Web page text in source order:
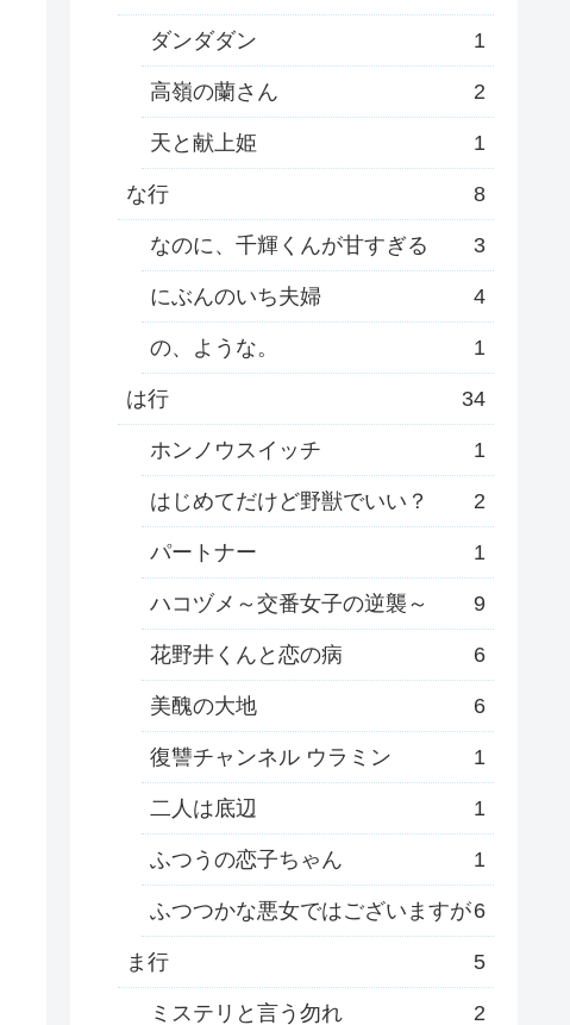
ダンダダン 1
高嶺の蘭さん 2
天と献上姫 1
な行 8
なのに、千輝くんが甘すぎる 3
にぶんのいち夫婦 4
の、ような。 1
は行 34
ホンノウスイッチ 1
はじめてだけど野獣でいい？ 2
パートナー 1
ハコヅメ～交番女子の逆襲～ 9
花野井くんと恋の病 6
美醜の大地 6
復讐チャンネル ウラミン 1
二人は底辺 1
ふつうの恋子ちゃん 1
ふつつかな悪女ではございますが6
ま行 5
ミステリと言う勿れ 2